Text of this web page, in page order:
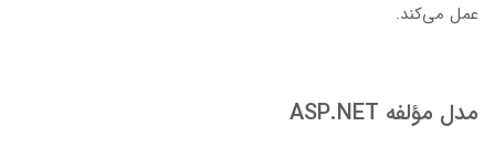
عمل می‌کند.
مدل مؤلفه ASP.NET